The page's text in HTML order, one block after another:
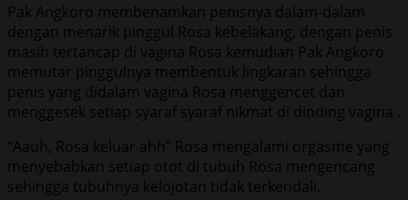
Pak Angkoro membenamkan penisnya dalam-dalam
dengan menarik pinggul Rosa kebelakang, dengan penis
masih tertancap di vagina Rosa kemudian Pak Angkoro
memutar pinggulnya membentuk lingkaran sehingga
penis yang didalam vagina Rosa menggencet dan
menggesek setiap syaraf syaraf nikmat di dinding vagina .
“Aauh, Rosa keluar ahh” Rosa mengalami orgasme yang
menyebabkan setiap otot di tubuh Rosa mengencang
sehingga tubuhnya kelojotan tidak terkendali.